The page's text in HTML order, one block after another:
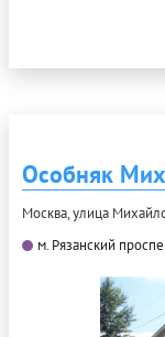
Особняк
Москва, улица
м. Рязанский